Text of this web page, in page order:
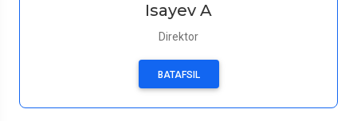
Isayev A
Direktor
BATAFSIL